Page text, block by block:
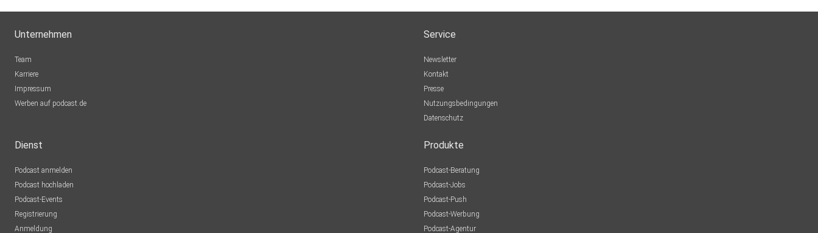
Unternehmen
Team
Karriere
Impressum
Werben auf podcast.de
Service
Newsletter
Kontakt
Presse
Nutzungsbedingungen
Datenschutz
Dienst
Podcast anmelden
Podcast hochladen
Podcast-Events
Registrierung
Anmeldung
Produkte
Podcast-Beratung
Podcast-Jobs
Podcast-Push
Podcast-Werbung
Podcast-Agentur